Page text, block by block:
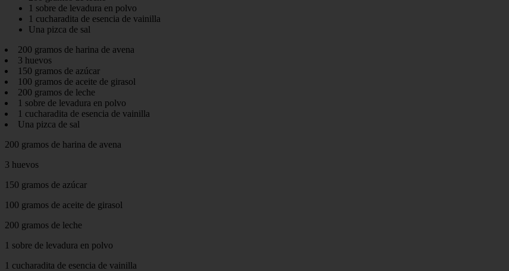
1 sobre de levadura en polvo
1 cucharadita de esencia de vainilla
Una pizca de sal
200 gramos de harina de avena
3 huevos
150 gramos de azúcar
100 gramos de aceite de girasol
200 gramos de leche
1 sobre de levadura en polvo
1 cucharadita de esencia de vainilla
Una pizca de sal
200 gramos de harina de avena
3 huevos
150 gramos de azúcar
100 gramos de aceite de girasol
200 gramos de leche
1 sobre de levadura en polvo
1 cucharadita de esencia de vainilla